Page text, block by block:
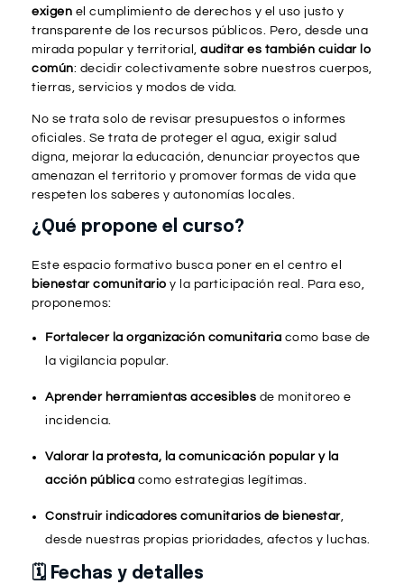
exigen el cumplimiento de derechos y el uso justo y
transparente de los recursos públicos. Pero, desde una
mirada popular y territorial, auditar es también cuidar lo
común: decidir colectivamente sobre nuestros cuerpos,
tierras, servicios y modos de vida.
No se trata solo de revisar presupuestos o informes
oficiales. Se trata de proteger el agua, exigir salud
digna, mejorar la educación, denunciar proyectos que
amenazan el territorio y promover formas de vida que
respeten los saberes y autonomías locales.
¿Qué propone el curso?
Este espacio formativo busca poner en el centro el
bienestar comunitario y la participación real. Para eso,
proponemos:
Fortalecer la organización comunitaria como base de
la vigilancia popular.
Aprender herramientas accesibles de monitoreo e
incidencia.
Valorar la protesta, la comunicación popular y la
acción pública como estrategias legítimas.
Construir indicadores comunitarios de bienestar,
desde nuestras propias prioridades, afectos y luchas.
🗓 Fechas y detalles